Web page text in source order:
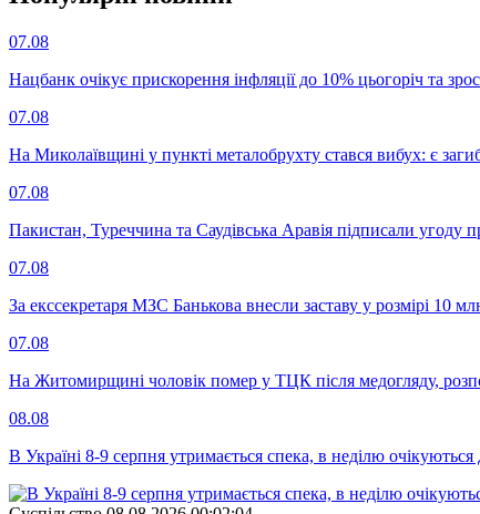
07.08
Нацбанк очікує прискорення інфляції до 10% цьогоріч та
07.08
На Миколаївщині у пункті металобрухту стався вибух: є
07.08
Пакистан, Туреччина та Саудівська Аравія підписали угоду
07.08
За екссекретаря МЗС Банькова внесли заставу у розмірі 10
07.08
На Житомирщині чоловік помер у ТЦК після медогляду,
08.08
В Україні 8-9 серпня утримається спека, в неділю очікуються